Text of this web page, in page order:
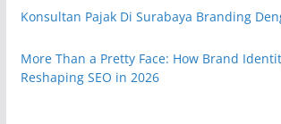
Konsultan Pajak Di Surabaya Branding
More Than a Pretty Face: How Brand
Reshaping SEO in 2026